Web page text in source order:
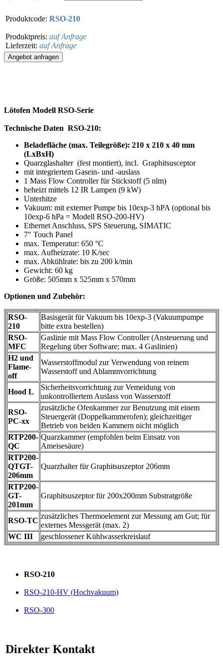
Produktcode: RSO-210
Produktpreis: auf Anfrage
Lieferzeit: auf Anfrage
Lötofen Modell RSO-Serie
Technische Daten RSO-210:
Beladefläche (max. Teilegröße): 210 x 210 x 40 mm
(LxBxH)
Quarzglashalter (fest montiert), incl. Graphitsusceptor
mit integriertem Gasein- und -auslass
1 Mass Flow Controller für Stickstoff (5 nlm)
beheizt mittels 12 IR Lampen (9 kW)
Unterhitze
Vakuum: mit externer Pumpe bis 10exp-3 hPA (optional bis
10exp-6 hPa = Modell RSO-200-HV)
Ethernet Anschluss, SPS Steuerung, SIMATIC
7" Touch Panel
max. Temperatur: 650 °C
max. Aufheizrate: 10 K/sec
max. Abkühlrate: bis zu 200 k/min
Gewicht: 60 kg
Größe: 505mm x 525mm x 570mm
Optionen und Zubehör:
RSO-
210
Basisgerät für Vakuum bis 10exp-3 (Vakuumpumpe
bitte extra bestellen)
RSO-
MFC
Gaslinie mit Mass Flow Controller (Ansteuerung und
Regelung über Software; max. 4 Gaslinien)
H2 und
Flame-
off
Wasserstoffmodul zur Verwendung von reinem
Wasserstoff und Ablammvorrichtung
Hood L
Sicherheitsvorrichtung zur Vemeidung von
unkontrolliertem Auslass von Wasserstoff
RSO-
PC-xx
zusätzliche Ofenkammer zur Benutzung mit einem
Steuergerät (Doppelkammerofen); gleichzeitiger
Betrieb von beiden Kammern nicht möglich
RTP200-
QC
Quarzkammer (empfohlen beim Einsatz von
Ameisesäure)
RTP200-
QTGT-
206mm
Quarzhalter für Graphitsuszeptor 206mm
RTP200-
GT-
201mm
Graphitsuszeptor für 200x200mm Substratgröße
RSO-TC
zusätzliches Thermoelement zur Messung am Gut; für
externes Messgerät (max. 2)
WC III
geschlossener Kühlwasserkreislauf
RSO-210
RSO-210-HV (Hochvakuum)
RSO-300
Direkter Kontakt